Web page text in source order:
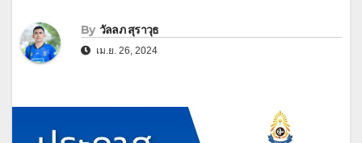
By วัลลภ สุราวุธ
เม.ย. 26, 2024